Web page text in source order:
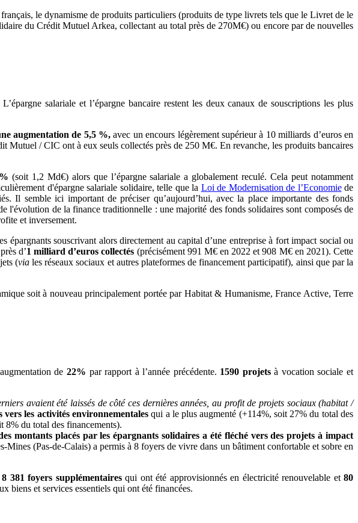
le dynamisme de produits particuliers (produits de type livrets tels que le Livret de le
du Crédit Mutuel Arkea, collectant au total près de 270M€) ou encore par de nouvelles
salariale et l’épargne bancaire restent les deux canaux de souscriptions les plus
augmentation de 5,5 %, avec un encours légèrement supérieur à 10 milliards d’euros en
/ CIC ont à eux seuls collectés près de 250 M€. En revanche, les produits bancaires
(soit 1,2 Md€) alors que l’épargne salariale a globalement reculé. Cela peut notamment
d'épargne salariale solidaire, telle que la Loi de Modernisation de l’Economiede
Il semble ici important de préciser qu’aujourd’hui, avec la place importante des fonds
l'évolution de la finance traditionnelle : une majorité des fonds solidaires sont composés de
et inversement.
épargnants souscrivant alors directement au capital d’une entreprise à fort impact social ou
d’1 milliard d’euros collectés (précisément 991 M€ en 2022 et 908 M€ en 2021). Cette
(via les réseaux sociaux et autres plateformes de financement participatif), ainsi que par la
soit à nouveau principalement portée par Habitat & Humanisme, France Active, Terre
de22% par rapport à l’année précédente. 1590 projetsà vocation sociale et
avaient été laissés de côté ces dernières années, au profit de projets sociaux (habitat /
vers les activités environnementales qui a le plus augmenté (+114%, soit 27% du total des
8% du total des financements).
montants placés par les épargnants solidaires a été fléché vers des projets à impact
(Pas-de-Calais) a permis à 8 foyers de vivre dans un bâtiment confortable et sobre en
8 381 foyers supplémentairesqui ont été approvisionnés en électricité renouvelable et 80
biens et services essentiels qui ont été financées.